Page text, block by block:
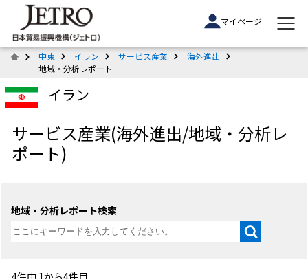
マイページ
中東 イラン サービス産業
海外進出
地域・分析レポート
イラン
サービス産業(海外進出/地域・分析レ
ポート)
地域・分析レポート検索
4件中 1から4件目